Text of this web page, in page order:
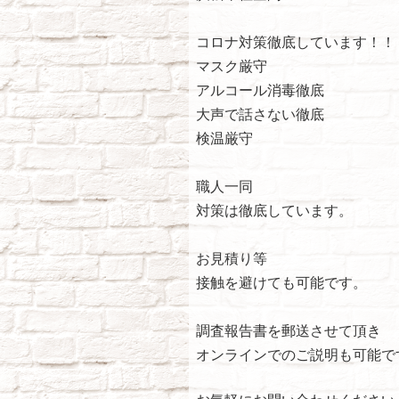
コロナ対策徹底しています！！
マスク厳守
アルコール消毒徹底
大声で話さない徹底
検温厳守
職人一同
対策は徹底しています。
お見積り等
接触を避けても可能です。
調査報告書を郵送させて頂き
オンラインでのご説明も可能で